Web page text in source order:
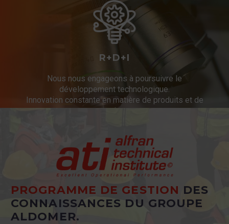
R+D+I
Nous nous engageons à poursuivre le
développement technologique.
Innovation constante en matière de produits et de
services.
PROGRAMME DE GESTION DES
CONNAISSANCES DU GROUPE
ALDOMER.